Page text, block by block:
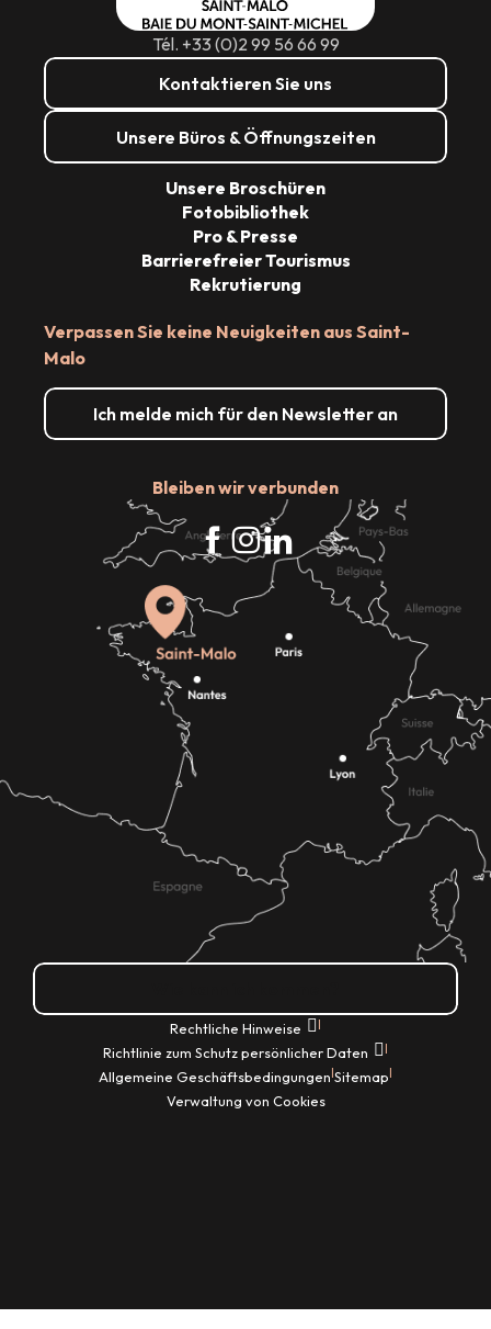
Tél. +33 (0)2 99 56 66 99
Kontaktieren Sie uns
Unsere Büros & Öffnungszeiten
Verpassen Sie keine Neuigkeiten aus Saint-
Malo
Ich melde mich für den Newsletter an
Bleiben wir verbunden
Unsere Broschüren
Fotobibliothek
Pro & Presse
Barrierefreier Tourismus
Rekrutierung
Rechtliche Hinweise |
Richtlinie zum Schutz persönlicher Daten |
Allgemeine Geschäftsbedingungen|Sitemap|
Verwaltung von Cookies